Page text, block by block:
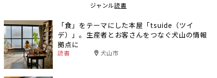
ジャンル読書
「食」をテーマにした本屋「tsuide（ツイ
デ）」。生産者とお客さんをつなぐ犬山の情報
拠点に
読書 犬山市